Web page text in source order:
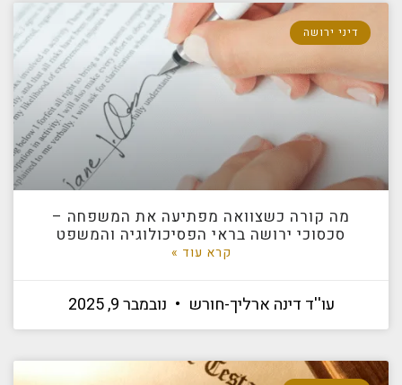
דיני ירושה
מה קורה כשצוואה מפתיעה את המשפחה –
סכסוכי ירושה בראי הפסיכולוגיה והמשפט
קרא עוד »
עו''ד דינה ארליך-חורש נובמבר 9, 2025